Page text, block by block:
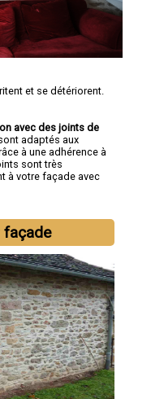
et se détériorent.
avec des joints de
adaptés aux
à une adhérence à
sont très
à votre façade avec
façade